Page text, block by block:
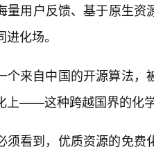
量用户反馈、基于原生
化场。
个来自中国的开源算法
上——这种跨越国界的化
须看到，优质资源的免